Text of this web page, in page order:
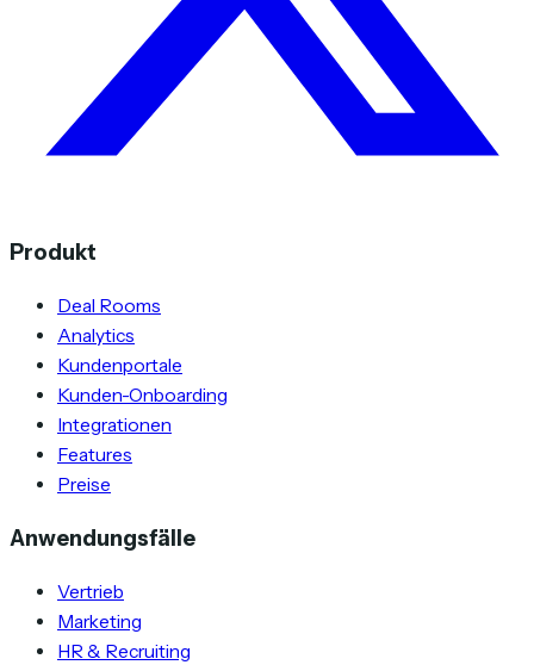
Produkt
Deal Rooms
Analytics
Kundenportale
Kunden-Onboarding
Integrationen
Features
Preise
Anwendungsfälle
Vertrieb
Marketing
HR & Recruiting